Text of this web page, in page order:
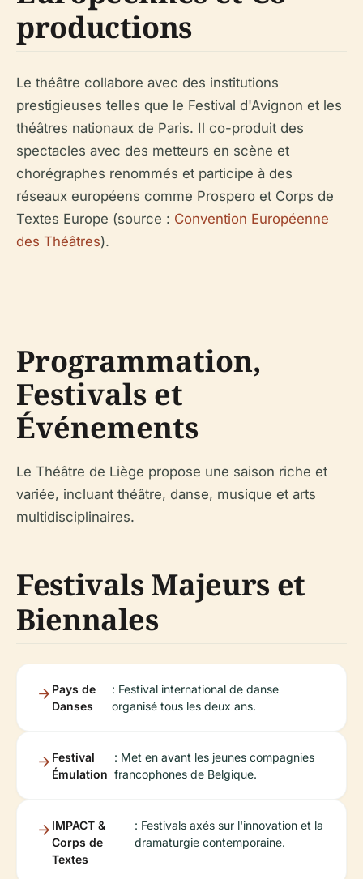
productions
Le théâtre collabore avec des institutions
prestigieuses telles que le Festival d'Avignon et les
théâtres nationaux de Paris. Il co-produit des
spectacles avec des metteurs en scène et
chorégraphes renommés et participe à des
réseaux européens comme Prospero et Corps de
Textes Europe (source : Convention Européenne
des Théâtres).
Programmation,
Festivals et
Événements
Le Théâtre de Liège propose une saison riche et
variée, incluant théâtre, danse, musique et arts
multidisciplinaires.
Festivals Majeurs et
Biennales
Pays de
Danses
: Festival international de danse
organisé tous les deux ans.
Festival
Émulation
: Met en avant les jeunes compagnies
francophones de Belgique.
IMPACT &
Corps de
Textes
: Festivals axés sur l'innovation et la
dramaturgie contemporaine.